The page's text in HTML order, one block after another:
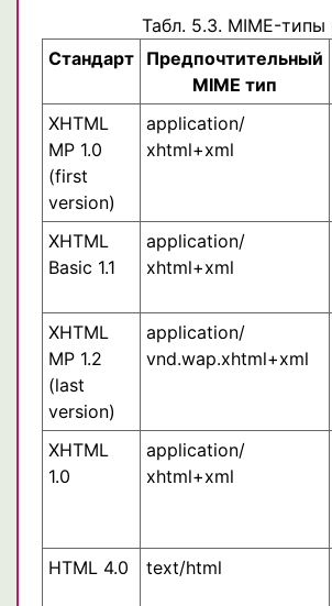
Табл. 5.3. MIME-типы
Стандарт Предпочтительный
MIME тип
XHTML
MP 1.0
(first
version)
application/
xhtml+xml
XHTML
Basic 1.1
application/
xhtml+xml
XHTML
MP 1.2
(last
version)
application/
vnd.wap.xhtml+xml
XHTML
1.0
application/
xhtml+xml
HTML 4.0
text/html